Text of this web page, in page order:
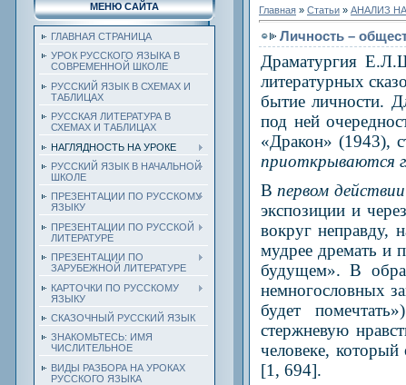
МЕНЮ САЙТА
ГЛАВНАЯ СТРАНИЦА
УРОК РУССКОГО ЯЗЫКА В
СОВРЕМЕННОЙ ШКОЛЕ
РУССКИЙ ЯЗЫК В СХЕМАХ И
ТАБЛИЦАХ
РУССКАЯ ЛИТЕРАТУРА В
СХЕМАХ И ТАБЛИЦАХ
НАГЛЯДНОСТЬ НА УРОКЕ
РУССКИЙ ЯЗЫК В НАЧАЛЬНОЙ
ШКОЛЕ
ПРЕЗЕНТАЦИИ ПО РУССКОМУ
ЯЗЫКУ
ПРЕЗЕНТАЦИИ ПО РУССКОЙ
ЛИТЕРАТУРЕ
ПРЕЗЕНТАЦИИ ПО
ЗАРУБЕЖНОЙ ЛИТЕРАТУРЕ
КАРТОЧКИ ПО РУССКОМУ
ЯЗЫКУ
СКАЗОЧНЫЙ РУССКИЙ ЯЗЫК
ЗНАКОМЬТЕСЬ: ИМЯ
ЧИСЛИТЕЛЬНОЕ
ВИДЫ РАЗБОРА НА УРОКАХ
РУССКОГО ЯЗЫКА
Главная » Статьи » АНАЛИЗ
Личность –
Драматургия
литературных
бытие личности.
под ней
«Дракон» (1943),
приоткрываются
Впервом действии
экспозиции и
вокруг неправду,
мудрее дремать и
будущем». В
немногословных
будет
стержневую
человеке, который
[1, 694].